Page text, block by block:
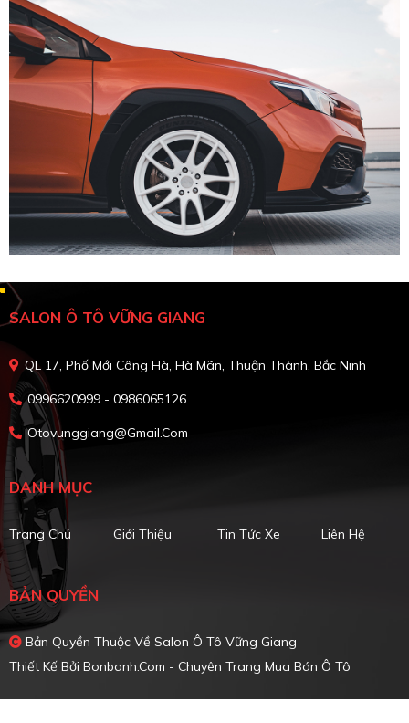
SALON Ô TÔ VỮNG GIANG
QL 17, Phố Mới Công Hà, Hà Mãn, Thuận Thành, Bắc Ninh
0996620999 - 0986065126
Otovunggiang@gmail.com
DANH MỤC
Trang Chủ Giới Thiệu Tin Tức Xe Liên Hệ
BẢN QUYỀN
Bản Quyền Thuộc Về Salon Ô Tô Vững Giang
Thiết Kế Bởi Bonbanh.com - Chuyên Trang Mua Bán Ô Tô